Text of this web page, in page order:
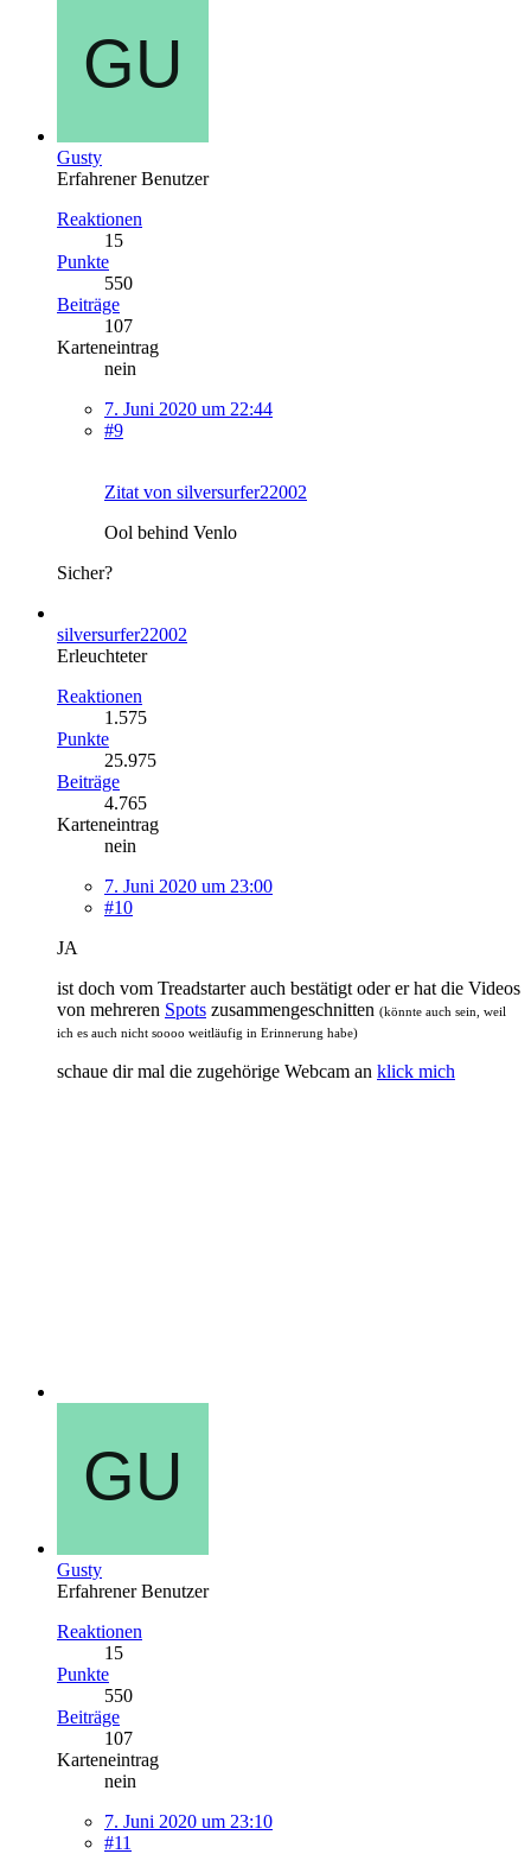
Gusty
Erfahrener Benutzer
Reaktionen
15
Punkte
550
Beiträge
107
Karteneintrag
nein
7. Juni 2020 um 22:44
#9
Zitat von silversurfer22002
Ool behind Venlo
Sicher?
silversurfer22002
Erleuchteter
Reaktionen
1.575
Punkte
25.975
Beiträge
4.765
Karteneintrag
nein
7. Juni 2020 um 23:00
#10
JA
ist doch vom Treadstarter auch bestätigt oder er hat die Videos
von mehreren Spots zusammengeschnitten (könnte auch sein, weil
ich es auch nicht soooo weitläufig in Erinnerung habe)
schaue dir mal die zugehörige Webcam an klick mich
Gusty
Erfahrener Benutzer
Reaktionen
15
Punkte
550
Beiträge
107
Karteneintrag
nein
7. Juni 2020 um 23:10
#11